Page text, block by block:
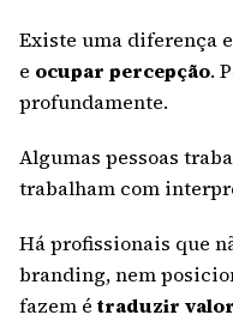
Existe uma diferença
e ocupar percepção.
profundamente.
Algumas pessoas
trabalham com
Há profissionais que
branding, nem
fazem é traduzir